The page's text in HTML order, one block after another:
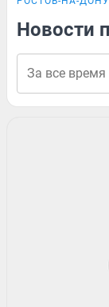
Новости